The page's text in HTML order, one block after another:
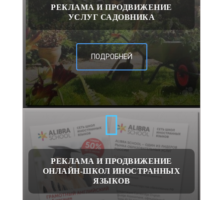
РЕКЛАМА И ПРОДВИЖЕНИЕ
УСЛУГ САДОВНИКА
ПОДРОБНЕЙ
РЕКЛАМА И ПРОДВИЖЕНИЕ
ОНЛАЙН-ШКОЛ ИНОСТРАННЫХ
ЯЗЫКОВ